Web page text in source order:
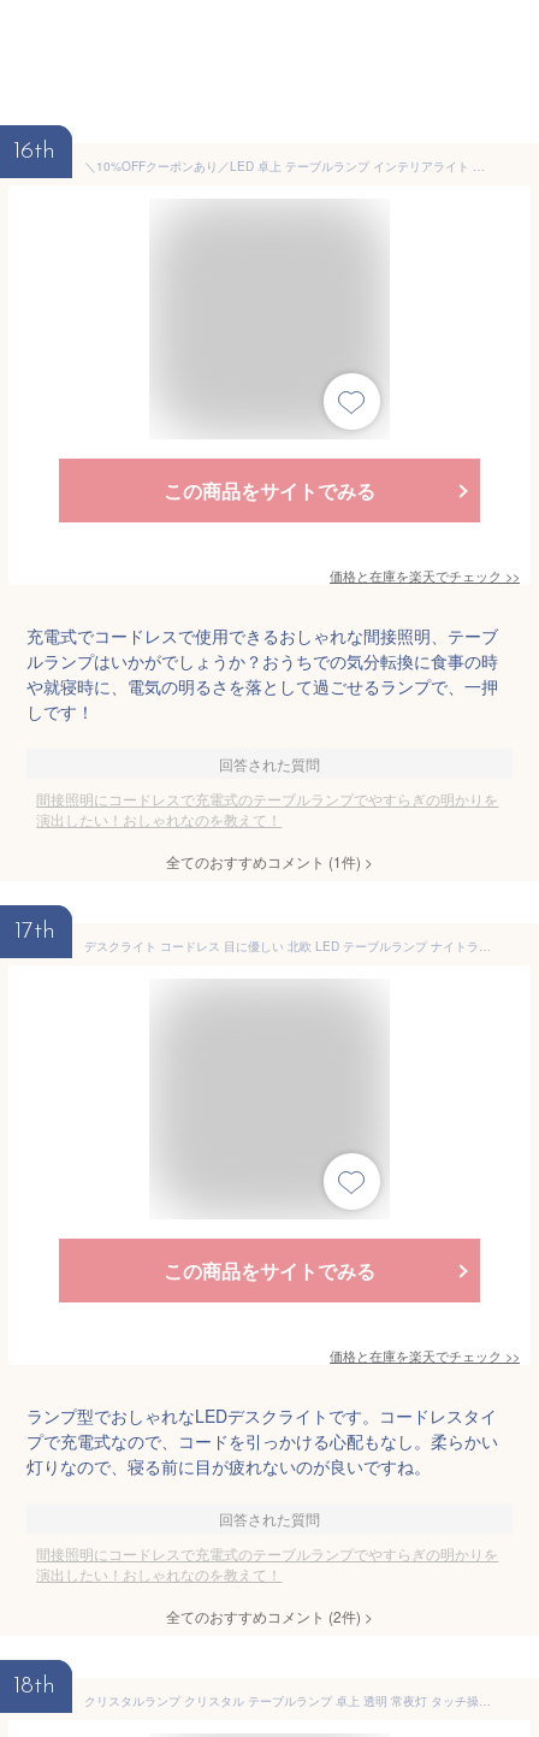
16th
＼10%OFFクーポンあり／LED 卓上 テーブルランプ インテリアライト 間接照明 ボールライト S シリコン製 ledライト 寝室 ベッドサイドランプ 授乳ライト やわらかい灯り usb充電式 コードレスライト マシュマロライト wasser (wasser54)
この商品をサイトでみる
価格と在庫を楽天でチェック >>
充電式でコードレスで使用できるおしゃれな間接照明、テーブ
ルランプはいかがでしょうか？おうちでの気分転換に食事の時
や就寝時に、電気の明るさを落として過ごせるランプで、一押
しです！
回答された質問
間接照明にコードレスで充電式のテーブルランプでやすらぎの明かりを
演出したい！おしゃれなのを教えて！
全てのおすすめコメント (1件) >
17th
デスクライト コードレス 目に優しい 北欧 LED テーブルランプ ナイトライト ランプ Type-C 充電式 ベッドサイドランプ ルームライト 間接照明 卓上 おしゃれ 照明 ライト スタンド 授乳ライト 寝室 ベッド 授乳 デスク 学習机 かわいい モダン 無段階調光
この商品をサイトでみる
価格と在庫を楽天でチェック >>
ランプ型でおしゃれなLEDデスクライトです。コードレスタイ
プで充電式なので、コードを引っかける心配もなし。柔らかい
灯りなので、寝る前に目が疲れないのが良いですね。
回答された質問
間接照明にコードレスで充電式のテーブルランプでやすらぎの明かりを
演出したい！おしゃれなのを教えて！
全てのおすすめコメント (2件) >
18th
クリスタルランプ クリスタル テーブルランプ 卓上 透明 常夜灯 タッチ操作 リモコン操作 USB充電式 ベッドサイドランプ 間接照明 インテリア キラキラ おしゃれ 置き型 人気 枕元ライト 卒業祝い 誕生日 贈り物 gift クリスマス飾り 美しい輝きでオシャレ度アップ 送料無料